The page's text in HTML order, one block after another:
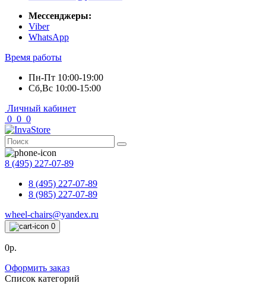
Мессенджеры:
Viber
WhatsApp
Время работы
Пн-Пт 10:00-19:00
Сб,Вс 10:00-15:00
Личный кабинет
0 0 0
8 (495) 227-07-89
8 (495) 227-07-89
8 (985) 227-07-89
wheel-chairs@yandex.ru
0
0р.
Оформить заказ
Список категорий